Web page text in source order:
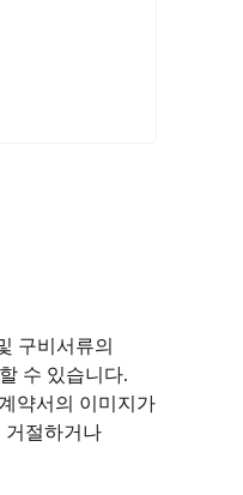
구비서류의
수 있습니다.
약서의 이미지가
거절하거나